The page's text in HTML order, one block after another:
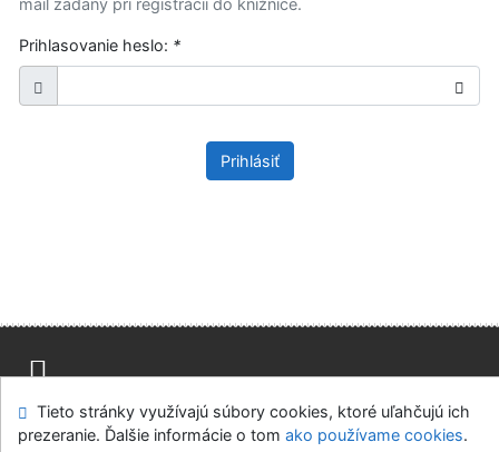
mail zadaný pri registrácii do knižnice.
Prihlasovanie heslo: *
Prihlásiť
Mapa stránok Prístupnosť
Súkromie
Modul OpenSearch
Napíšte nám Nastavenie cookies
Tieto stránky využívajú súbory cookies, ktoré uľahčujú ich
prezeranie. Ďalšie informácie o tom ako používame cookies.